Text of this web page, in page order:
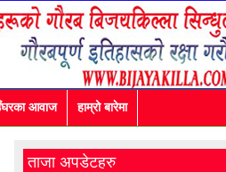
आवाज हाम्रो बारेमा
ताजा अपडेटहरु